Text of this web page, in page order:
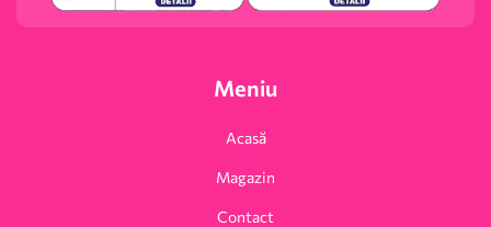
Meniu
Acasă
Magazin
Contact